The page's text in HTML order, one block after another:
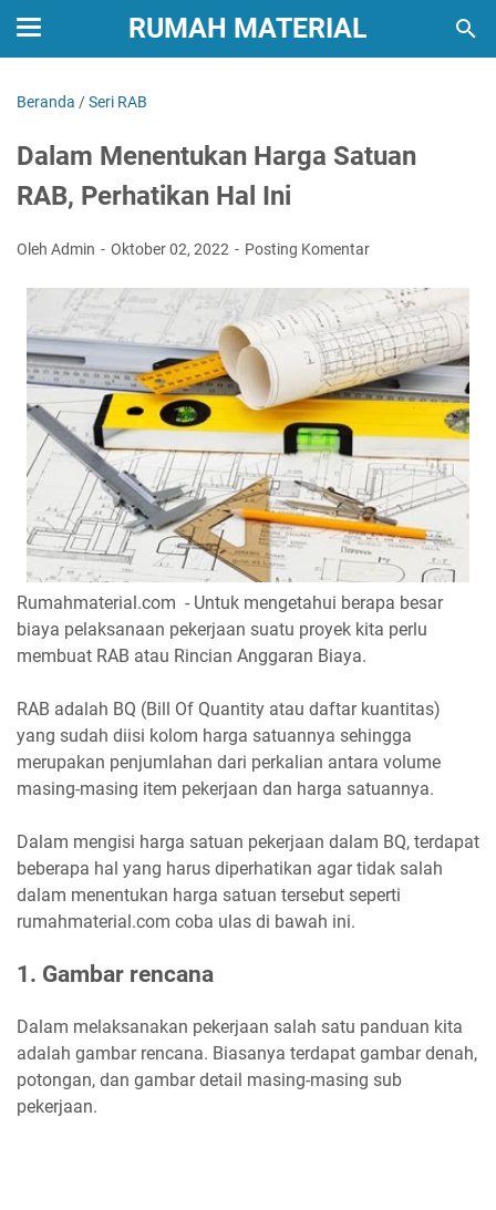
RUMAH MATERIAL
Beranda /Seri RAB
Dalam Menentukan Harga Satuan
RAB, Perhatikan Hal Ini
Oleh Admin Oktober 02, 2022 Posting Komentar
Rumahmaterial.com - Untuk mengetahui berapa besar
biaya pelaksanaan pekerjaan suatu proyek kita perlu
membuat RAB atau Rincian Anggaran Biaya.
RAB adalah BQ (Bill Of Quantity atau daftar kuantitas)
yang sudah diisi kolom harga satuannya sehingga
merupakan penjumlahan dari perkalian antara volume
masing-masing item pekerjaan dan harga satuannya.
Dalam mengisi harga satuan pekerjaan dalam BQ, terdapat
beberapa hal yang harus diperhatikan agar tidak salah
dalam menentukan harga satuan tersebut seperti
rumahmaterial.com coba ulas di bawah ini.
1. Gambar rencana
Dalam melaksanakan pekerjaan salah satu panduan kita
adalah gambar rencana. Biasanya terdapat gambar denah,
potongan, dan gambar detail masing-masing sub
pekerjaan.